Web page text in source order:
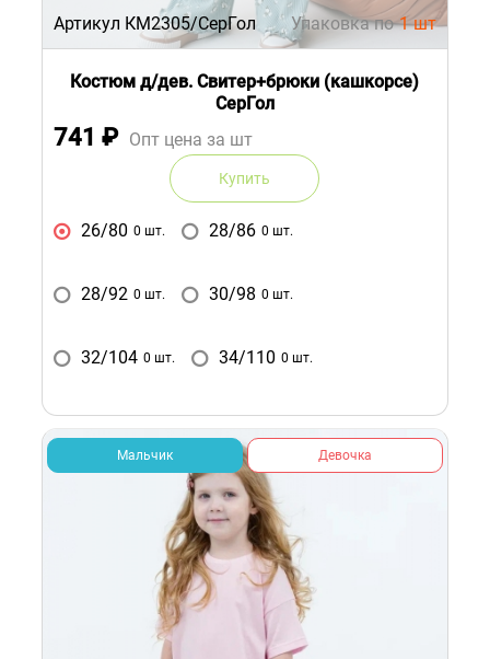
Артикул КМ2305/СерГол Упаковка по 1 шт
Костюм д/дев. Свитер+брюки (кашкорсе)
СерГол
741 ₽ Опт цена за шт
Купить
26/80 0 шт. 28/86 0 шт.
28/92 0 шт. 30/98 0 шт.
32/104 0 шт. 34/110 0 шт.
Мальчик Девочка